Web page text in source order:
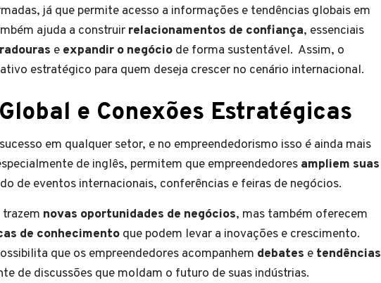
já que permite acesso a informações e tendências globais em
ajuda a construir relacionamentos de confiança, essenciais
e expandir o negócio de forma sustentável. Assim, o
estratégico para quem deseja crescer no cenário internacional.
e Conexões Estratégicas
em qualquer setor, e no empreendedorismo isso é ainda mais
de inglês, permitem que empreendedores ampliem suas
de eventos internacionais, conferências e feiras de negócios.
trazem novas oportunidades de negócios, mas também oferecem
de conhecimento que podem levar a inovações e crescimento.
que os empreendedores acompanhem debates e tendências
de discussões que moldam o futuro de suas indústrias.